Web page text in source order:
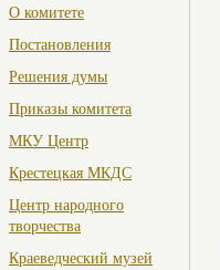
О комитете
Постановления
Решения думы
Приказы комитета
МКУ Центр
Крестецкая МКДС
Центр народного
творчества
Краеведческий музей